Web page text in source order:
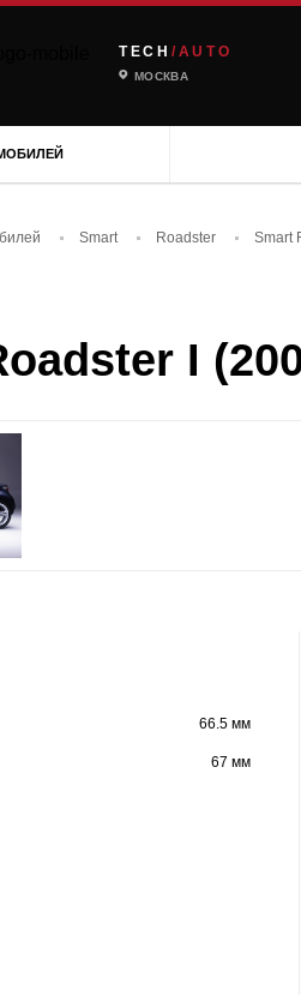
TECH /AUTO
МОСКВА
Smart Roadster Smart
I
66.5 мм
67 мм